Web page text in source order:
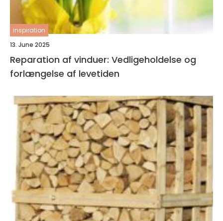
inspiration
13. June 2025
Reparation af vinduer: Vedligeholdelse og
forlængelse af levetiden